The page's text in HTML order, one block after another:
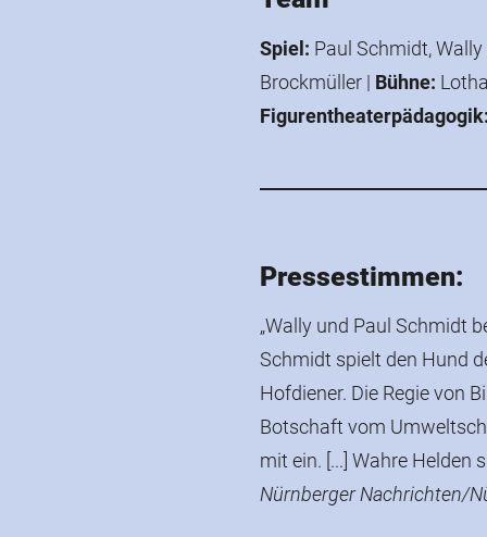
Spiel: Paul Schmidt,
Brockmüller | Bühne:
Pressestimmen:
„Wally und Paul Schmidt
Schmidt spielt den Hund
Hofdiener. Die Regie von
Botschaft vom
mit ein. [...] Wahre Helden
Nürnberger Nachrichten/